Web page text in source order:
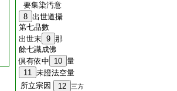
要集染汚意
8 出世道攝
第七品數
出世末 9 那
餘七識成佛
倶有依中
10 量
11 未證法空量
所立宗因
12 三方